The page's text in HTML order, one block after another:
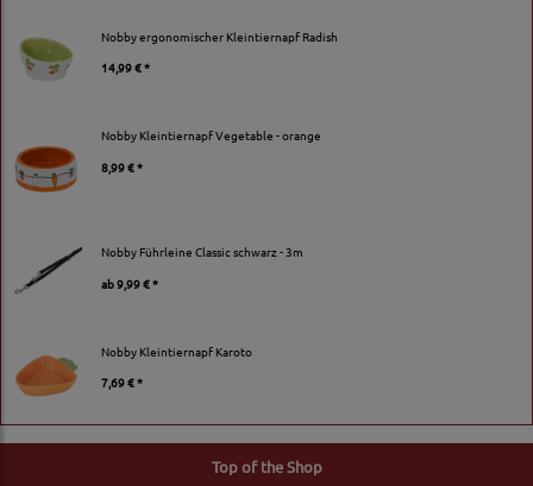
Nobby ergonomischer Kleintiernapf Radish
14,99 € *
Nobby Kleintiernapf Vegetable - orange
8,99 € *
Nobby Führleine Classic schwarz - 3m
ab9,99 € *
Nobby Kleintiernapf Karoto
7,69 € *
Top of the Shop